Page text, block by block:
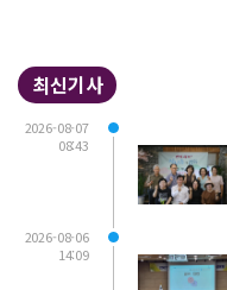
최신기사
2026-08-07
08:43
2026-08-06
14:09